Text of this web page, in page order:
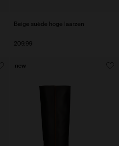
Beige suède hoge laarzen
209.99
new